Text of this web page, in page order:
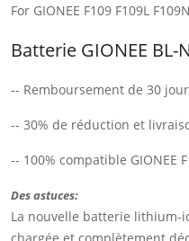
For GIONEE F109 F109L F109N
Batterie GIONEE
-- Remboursement de 30
-- 30% de réduction et
-- 100% compatible GIONEE
Des astuces:
La nouvelle batterie lithium-